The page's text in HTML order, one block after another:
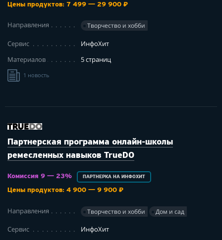
Цены продуктов: 7 499 — 29 900 ₽
Направления Творчество и хобби
Сервис
ИнфоХит
Материалов
5 страниц
1 новость
Партнерская программа онлайн-школы
ремесленных навыков TrueDO
Комиссия 9 — 23% ПАРТНЕРКА НА ИНФОХИТ
Цены продуктов: 4 900 — 9 900 ₽
Направления Творчество и хобби Дом и сад
Сервис
ИнфоХит